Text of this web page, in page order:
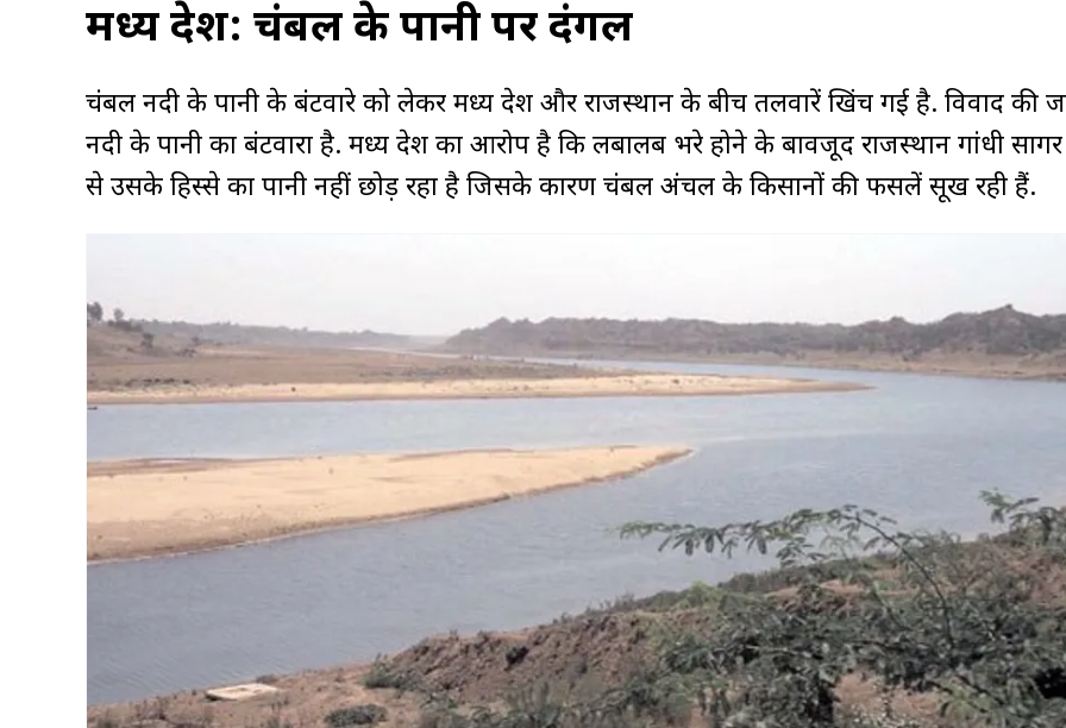
मध्य प्रदेश: चंबल के पानी पर दंगल
चंबल नदी के पानी के बंटवारे को लेकर मध्य प्रदेश और राजस्थान के बीच तलवारें खिंच गई है. विवाद की
नदी के पानी का बंटवारा है. मध्य प्रदेश का आरोप है कि लबालब भरे होने के बावजूद राजस्थान गांधी
से उसके हिस्से का पानी नहीं छोड़ रहा है जिसके कारण चंबल अंचल के किसानों की फसलें सूख रही हैं.